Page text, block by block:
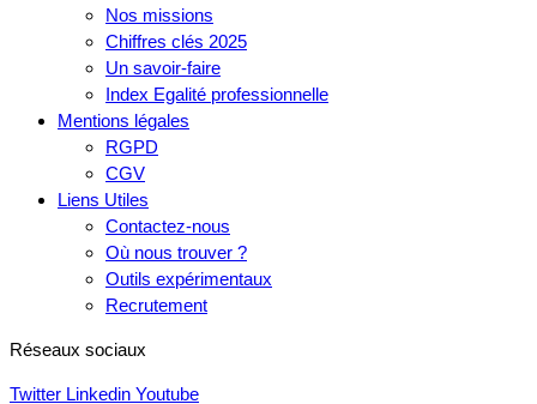
Nos missions
Chiffres clés 2025
Un savoir-faire
Index Egalité professionnelle
Mentions légales
RGPD
CGV
Liens Utiles
Contactez-nous
Où nous trouver ?
Outils expérimentaux
Recrutement
Réseaux sociaux
Twitter Linkedin Youtube